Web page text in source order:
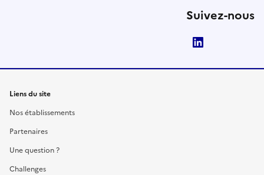
Suivez-nous
Liens du site
Nos établissements
Partenaires
Une question ?
Challenges